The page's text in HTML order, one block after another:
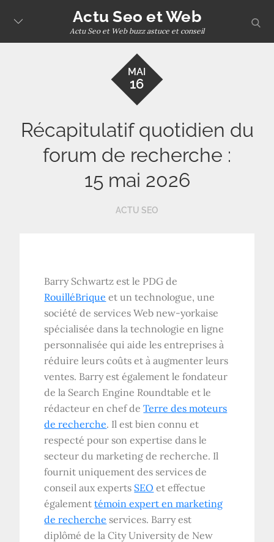
content
Actu Seo et Web
Actu Seo et Web buzz astuce et conseil
MAI
16
Récapitulatif quotidien du
forum de recherche :
15 mai 2026
ACTU SEO
Barry Schwartz est le PDG de
RouilléBrique et un technologue, une
société de services Web new-yorkaise
spécialisée dans la technologie en ligne
personnalisée qui aide les entreprises à
réduire leurs coûts et à augmenter leurs
ventes. Barry est également le fondateur
de la Search Engine Roundtable et le
rédacteur en chef deTerre des moteurs
de recherche. Il est bien connu et
respecté pour son expertise dans le
secteur du marketing de recherche. Il
fournit uniquement des services de
conseil aux experts SEO et effectue
égalementtémoin expert en marketing
de recherche services. Barry est
diplômé de la City University de New